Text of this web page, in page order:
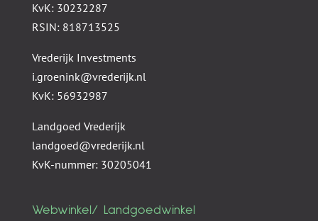
KvK: 30232287
RSIN: 818713525
Vrederijk Investments
i.groenink@vrederijk.nl
KvK: 56932987
Landgoed Vrederijk
landgoed@vrederijk.nl
KvK-nummer: 30205041
Webwinkel/ Landgoedwinkel